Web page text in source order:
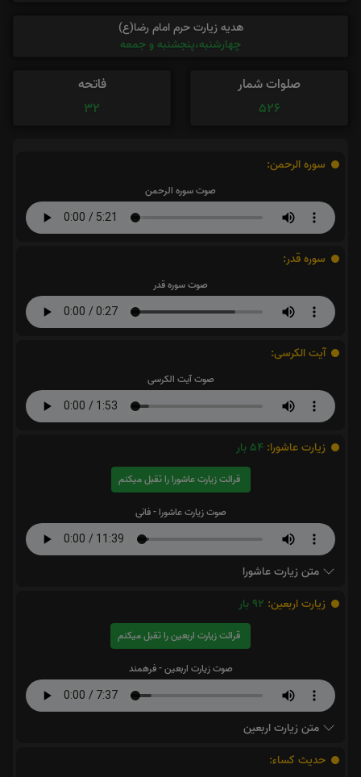
هدیه زیارت حرم امام رضا(ع)
چهارشنبه،پنجشنبه و جمعه
صلوات شمار
526
فاتحه
32
سوره الرحمن:
صوت سوره الرحمن
سوره قدر:
صوت سوره قدر
آیت الکرسی:
صوت آیت الکرسی
زیارت عاشورا: 54 بار
قرائت زیارت عاشورا را تقبل میکنم
صوت زیارت عاشورا - فانی
متن زیارت عاشورا
زیارت اربعین: 92بار
قرائت زیارت اربعین را تقبل میکنم
صوت زیارت اربعین - فرهمند
متن زیارت اربعین
حدیث کساء: